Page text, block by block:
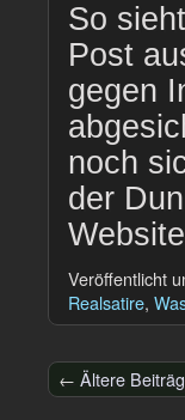
So
Post
gegen
noch
der
Veröffentlicht
Realsatire,
← Ältere